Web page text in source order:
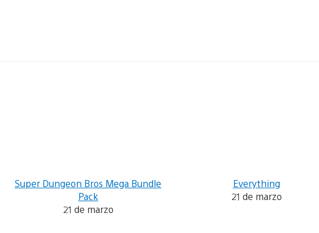
Super Dungeon Bros Mega Bundle
Pack
21 de marzo
Everything
21 de marzo